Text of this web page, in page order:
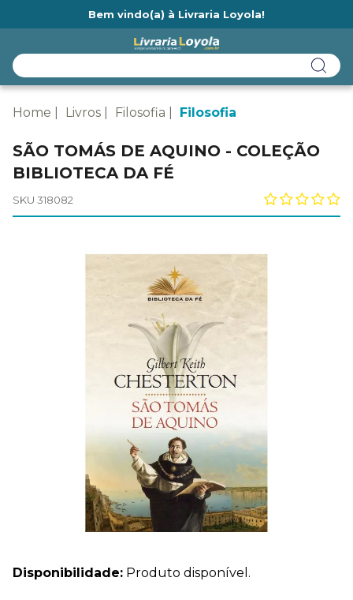
Bem vindo(a) à Livraria Loyola!
Home Livros Filosofia Filosofia
SÃO TOMÁS DE AQUINO - COLEÇÃO
BIBLIOTECA DA FÉ
SKU 318082
Disponibilidade: Produto disponível.